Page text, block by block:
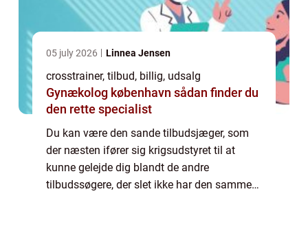
05 july 2026 Linnea Jensen
crosstrainer, tilbud, billig, udsalg
Gynækolog københavn sådan finder du
den rette specialist
Du kan være den sande tilbudsjæger, som
der næsten ifører sig krigsudstyret til at
kunne gelejde dig blandt de andre
tilbudssøgere, der slet ikke har den samme